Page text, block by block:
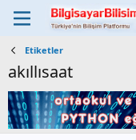
Etiketler
akıllısaat